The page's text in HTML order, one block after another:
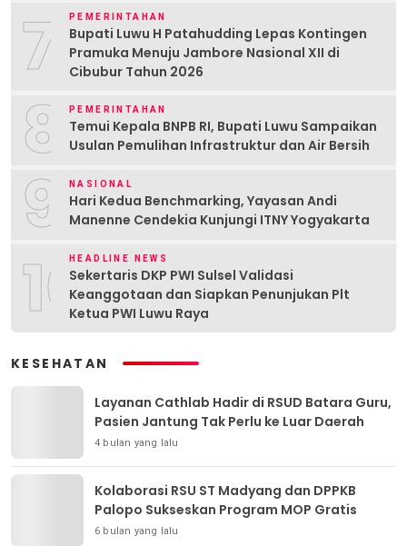
7 PEMERINTAHAN
Bupati Luwu H Patahudding Lepas Kontingen
Pramuka Menuju Jambore Nasional XII di
Cibubur Tahun 2026
8 PEMERINTAHAN
Temui Kepala BNPB RI, Bupati Luwu Sampaikan
Usulan Pemulihan Infrastruktur dan Air Bersih
9 NASIONAL
Hari Kedua Benchmarking, Yayasan Andi
Manenne Cendekia Kunjungi ITNY Yogyakarta
10HEADLINE NEWS
Sekertaris DKP PWI Sulsel Validasi
Keanggotaan dan Siapkan Penunjukan Plt
Ketua PWI Luwu Raya
KESEHATAN
Layanan Cathlab Hadir di RSUD Batara Guru,
Pasien Jantung Tak Perlu ke Luar Daerah
4 bulan yang lalu
Kolaborasi RSU ST Madyang dan DPPKB
Palopo Sukseskan Program MOP Gratis
6 bulan yang lalu